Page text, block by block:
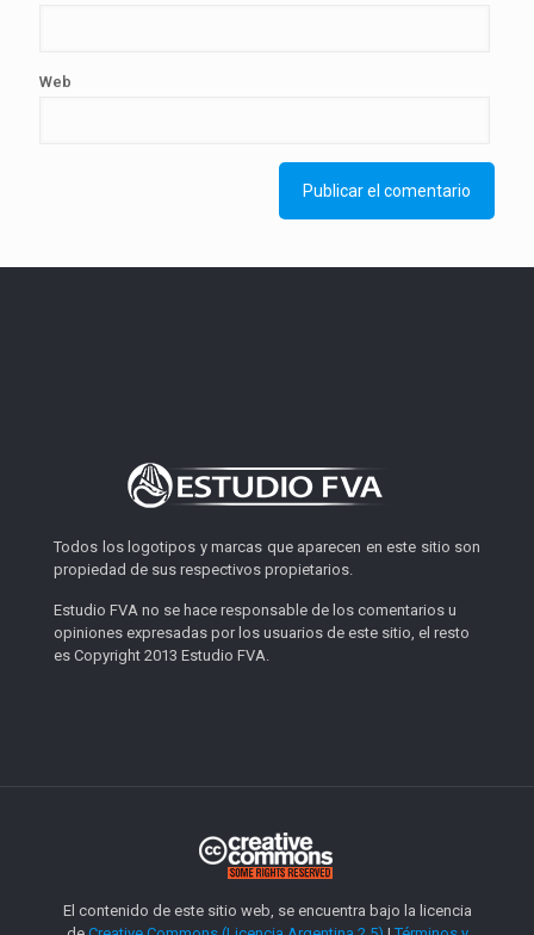
Web
Todos los logotipos y marcas que aparecen en este sitio son
propiedad de sus respectivos propietarios.
Estudio FVA no se hace responsable de los comentarios u
opiniones expresadas por los usuarios de este sitio, el resto
es Copyright 2013 Estudio FVA.
El contenido de este sitio web, se encuentra bajo la licencia